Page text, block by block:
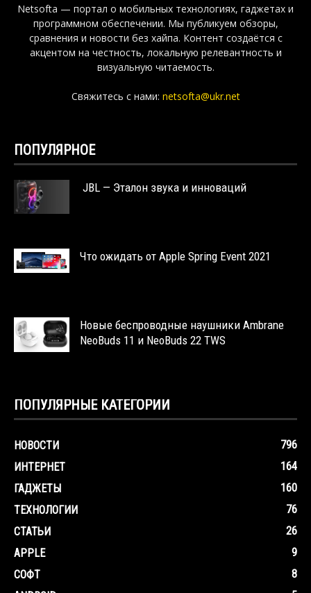
Netsofta — портал о мобильных технологиях, гаджетах и
программном обеспечении. Мы публикуем обзоры,
сравнения и новости без хайпа. Контент создаётся с
акцентом на честность, локальную релевантность и
визуальную читаемость.
Свяжитесь с нами: netsofta@ukr.net
ПОПУЛЯРНОЕ
JBL — Эталон звука и инноваций
Что ожидать от Apple Spring Event 2021
Новые беспроводные наушники Ambrane
NeoBuds 11 и NeoBuds 22 TWS
ПОПУЛЯРНЫЕ КАТЕГОРИИ
НОВОСТИ
796
ИНТЕРНЕТ
164
ГАДЖЕТЫ
160
ТЕХНОЛОГИИ
76
СТАТЬИ
26
APPLE
9
СОФТ
8